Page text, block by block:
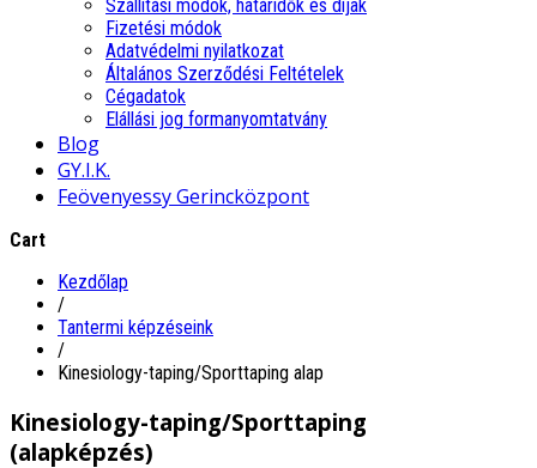
Szállítási módok, határidők és díjak
Fizetési módok
Adatvédelmi nyilatkozat
Általános Szerződési Feltételek
Cégadatok
Elállási jog formanyomtatvány
Blog
GY.I.K.
Feövenyessy Gerincközpont
Cart
Kezdőlap
/
Tantermi képzéseink
/
Kinesiology-taping/Sporttaping alap
Kinesiology-taping/Sporttaping
(alapképzés)